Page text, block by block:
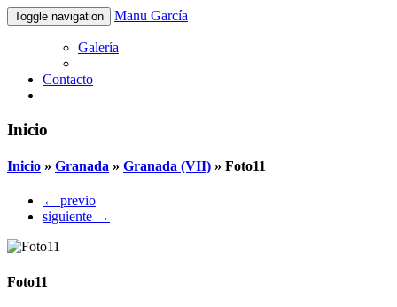
Toggle navigation Manu García
Galería
Contacto
Inicio
Inicio » Granada » Granada (VII) » Foto11
← previo
siguiente →
Foto11